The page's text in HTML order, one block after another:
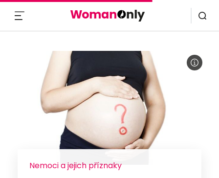
Nemoci a jejich příznaky